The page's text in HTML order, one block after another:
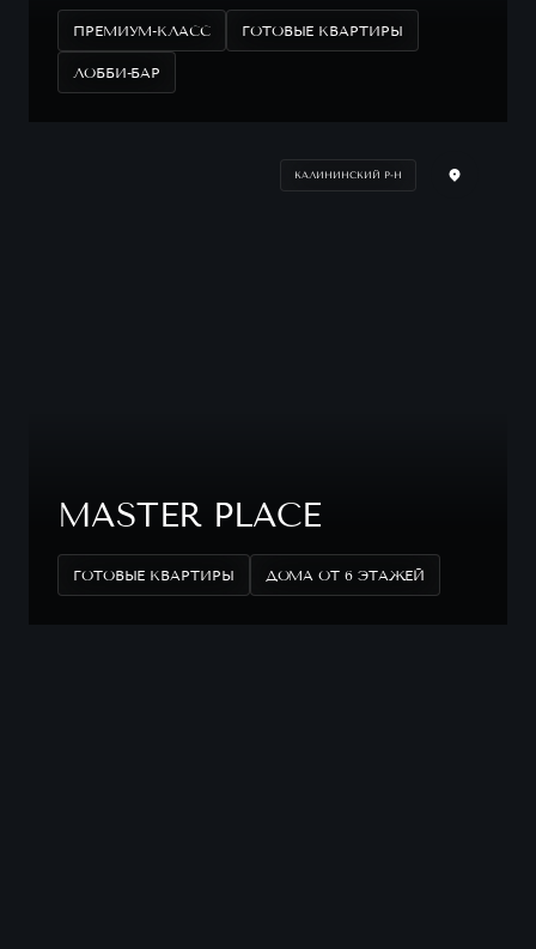
ПРЕМИУМ-КЛАСС ГОТОВЫЕ КВАРТИРЫ
ЛОББИ-БАР
КАЛИНИНСКИЙ Р-Н
MASTER PLACE
ГОТОВЫЕ КВАРТИРЫ ДОМА ОТ 6 ЭТАЖЕЙ